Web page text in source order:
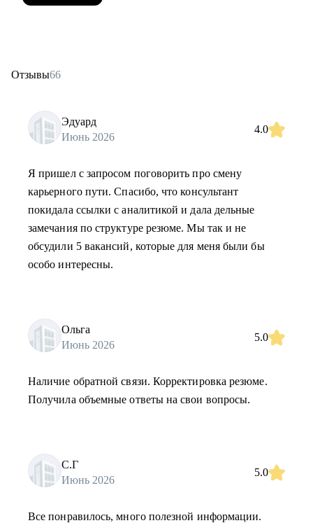
Отзывы66
Эдуард
Июнь 2026
4.0
Я пришел с запросом поговорить про смену
карьерного пути. Спасибо, что консультант
покидала ссылки с аналитикой и дала дельные
замечания по структуре резюме. Мы так и не
обсудили 5 вакансий, которые для меня были бы
особо интересны.
Ольга
Июнь 2026
5.0
Наличие обратной связи. Корректировка резюме.
Получила объемные ответы на свои вопросы.
С.Г
Июнь 2026
5.0
Все понравилось, много полезной информации.